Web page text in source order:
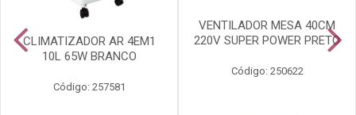
CLIMATIZADOR AR 4EM1
10L 65W BRANCO
Código: 257581
VENTILADOR MESA 40CM
220V SUPER POWER PRETO
Código: 250622